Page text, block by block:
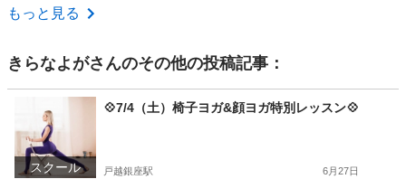
東京 足立区
もっと見る
きらなよがさんのその他の投稿記事：
スクール
💠7/4（土）椅子ヨガ&顔ヨガ特別レッスン💠
戸越銀座駅 6月27日